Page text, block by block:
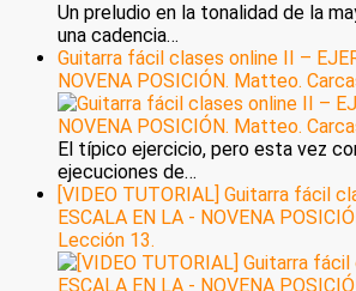
Un preludio en la tonalidad de la
una cadencia…
Guitarra fácil clases online II –
NOVENA POSICIÓN. Matteo.
El típico ejercicio, pero esta vez
ejecuciones de…
[VIDEO TUTORIAL] Guitarra fácil
ESCALA EN LA - NOVENA
Lección 13.